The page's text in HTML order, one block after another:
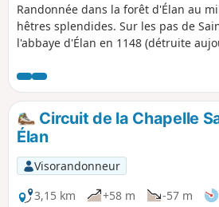
Randonnée dans la forêt d'Élan au
hêtres splendides. Sur les pas de
l'abbaye d'Élan en 1148 (détruite
les pas également du curé Meslier
Balaives et Butz de 1689 à 1729 qui
révolutionnaire.
Circuit de la Chapelle
Élan
Visorandonneur
3,15 km
+58 m -57 m